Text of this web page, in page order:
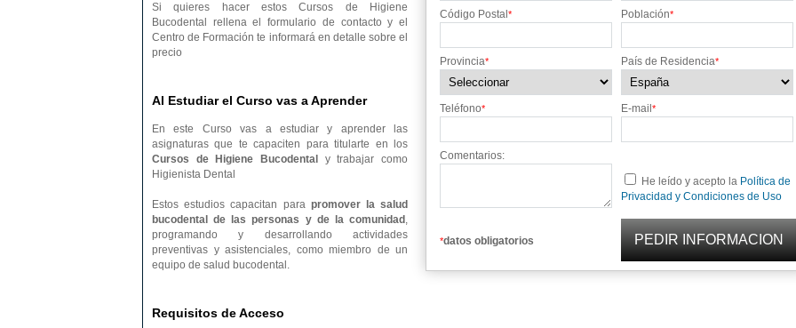
Código Postal * Población*
Provincia* País de Residencia*
Teléfono* E-mail *
Comentarios:
He leído y acepto la Política de
Privacidad y Condiciones de Uso
*datos obligatorios
Si quieres hacer estos Cursos de Higiene
Bucodental rellena el formulario de contacto y el
Centro de Formación te informará en detalle sobre el
precio
Al Estudiar el Curso vas a Aprender
En este Curso vas a estudiar y aprender las
asignaturas que te capaciten para titularte en los
Cursos de Higiene Bucodental
y trabajar como
Higienista Dental
Estos estudios capacitan para promover la salud
bucodental de las personas y de la comunidad ,
programando y desarrollando actividades
preventivas y asistenciales, como miembro de un
equipo de salud bucodental.
Requisitos de Acceso